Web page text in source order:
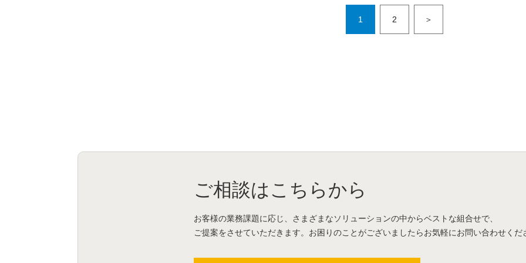
1 2 ＞
ご相談はこちらから
お客様の業務課題に応じ、さまざまなソリューションの中からベストな組合せで、
ご提案をさせていただきます。お困りのことがございましたらお気軽にお問い合わせくだ